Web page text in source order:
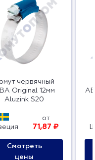
червячный
Original 12мм
Aluzink S20
от
71,87 ₽
Смотреть
цены